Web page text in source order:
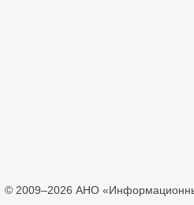
© 2009–2026 АНО